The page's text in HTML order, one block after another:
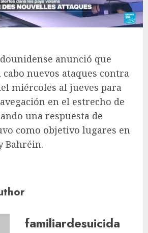
anunció que
nuevos ataques contra
miércoles al jueves para
en el estrecho de
una respuesta de
como objetivo lugares en
Bahréin.
familiardesuicida